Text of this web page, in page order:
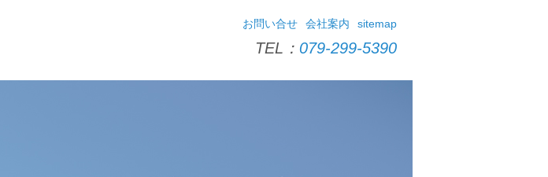
sitemap
会社案内
お問い合せ
TEL： 079-299-5390